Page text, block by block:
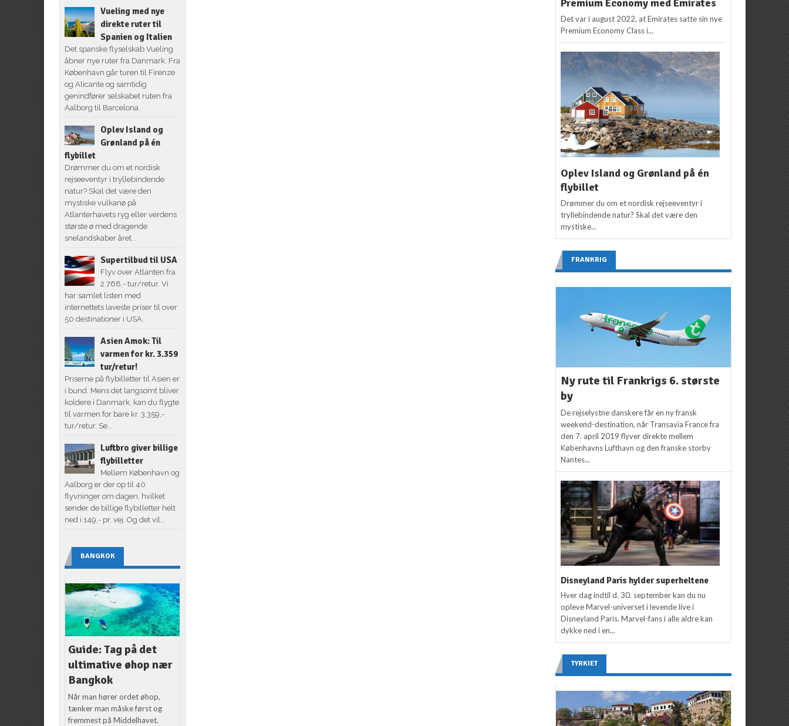
Vueling med nye
direkte ruter til
Spanien og Italien
Det spanske flyselskab Vueling
åbner nye ruter fra Danmark. Fra
København går turen til Firenze
og Alicante og samtidig
genindfører selskabet ruten fra
Aalborg til Barcelona.
Oplev Island og
Grønland på én
flybillet
Drømmer du om et nordisk
rejseeventyr i tryllebindende
natur? Skal det være den
mystiske vulkanø på
Atlanterhavets ryg eller verdens
største ø med dragende
snelandskaber året...
Supertilbud til USA
Flyv over Atlanten fra
2.768,- tur/retur. Vi
har samlet listen med
internettets laveste priser til over
50 destinationer i USA.
Asien Amok: Til
varmen for kr. 3.359
tur/retur!
Priserne på flybilletter til Asien er
i bund. Mens det langsomt bliver
koldere i Danmark, kan du flygte
til varmen for bare kr. 3.359,-
tur/retur. Se...
Luftbro giver billige
flybilletter
Mellem København og
Aalborg er der op til 40
flyvninger om dagen, hvilket
sender de billige flybilletter helt
ned i 149,- pr. vej. Og det vil...
BANGKOK
Guide: Tag på det
ultimative øhop nær
Bangkok
Når man hører ordet øhop,
tænker man måske først og
fremmest på Middelhavet.
Premium Economy med Emirates
Det var i august 2022, at Emirates satte sin nye
Premium Economy Class i...
Oplev Island og Grønland på én
flybillet
Drømmer du om et nordisk rejseeventyr i
tryllebindende natur? Skal det være den
mystiske...
FRANKRIG
Ny rute til Frankrigs 6. største
by
De rejselystne danskere får en ny fransk
weekend-destination, når Transavia France fra
den 7. april 2019 flyver direkte mellem
Københavns Lufthavn og den franske storby
Nantes...
Disneyland Paris hylder superheltene
Hver dag indtil d. 30. september kan du nu
opleve Marvel-universet i levende live i
Disneyland Paris. Marvel-fans i alle aldre kan
dykke ned i en...
TYRKIET